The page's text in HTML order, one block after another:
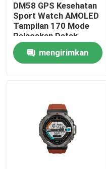
Produk
DM58 GPS Kesehatan
Sport Watch AMOLED
Tampilan 170 Mode
Pelacakan Detak
Jantung
mengirimkan